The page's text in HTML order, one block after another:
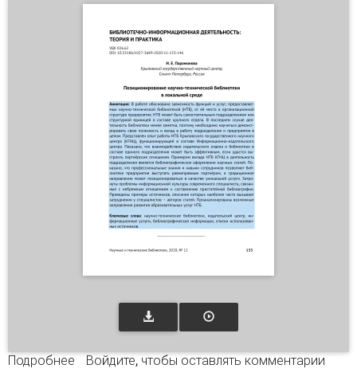
Подробнее о Позиционирование научно-технической
Войдите, чтобы оставлять комментарии